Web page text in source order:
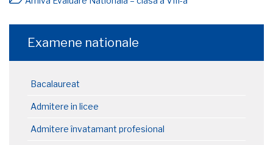
Examene nationale
Bacalaureat
Admitere in licee
Admitere învatamant profesional